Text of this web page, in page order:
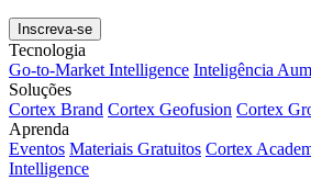
Tecnologia
Go-to-Market Intelligence Inteligência
Soluções
Cortex Brand Cortex Geofusion Cortex
Aprenda
Eventos Materiais Gratuitos Cortex
Intelligence